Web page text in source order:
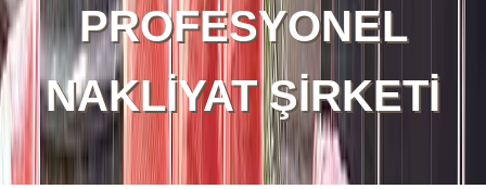
PROFESYONEL
NAKLİYAT ŞİRKETİ